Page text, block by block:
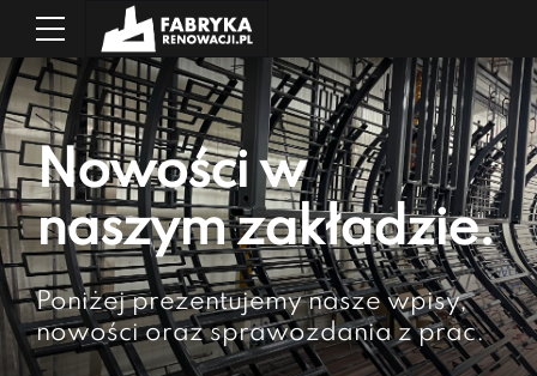
Nowości w
naszym zakładzie.
Poniżej prezentujemy nasze wpisy,
nowości oraz sprawozdania z prac.